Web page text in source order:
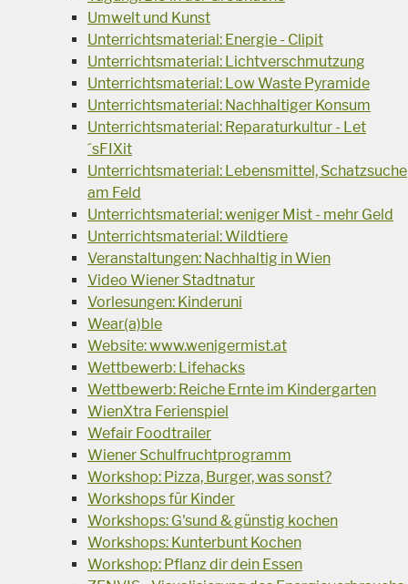
Umwelt und Kunst
Unterrichtsmaterial: Energie - Clipit
Unterrichtsmaterial: Lichtverschmutzung
Unterrichtsmaterial: Low Waste Pyramide
Unterrichtsmaterial: Nachhaltiger Konsum
Unterrichtsmaterial: Reparaturkultur - Let
´sFIXit
Unterrichtsmaterial: Lebensmittel, Schatzsuche
am Feld
Unterrichtsmaterial: weniger Mist - mehr Geld
Unterrichtsmaterial: Wildtiere
Veranstaltungen: Nachhaltig in Wien
Video Wiener Stadtnatur
Vorlesungen: Kinderuni
Wear(a)ble
Website: www.wenigermist.at
Wettbewerb: Lifehacks
Wettbewerb: Reiche Ernte im Kindergarten
WienXtra Ferienspiel
Wefair Foodtrailer
Wiener Schulfruchtprogramm
Workshop: Pizza, Burger, was sonst?
Workshops für Kinder
Workshops: G'sund & günstig kochen
Workshops: Kunterbunt Kochen
Workshop: Pflanz dir dein Essen